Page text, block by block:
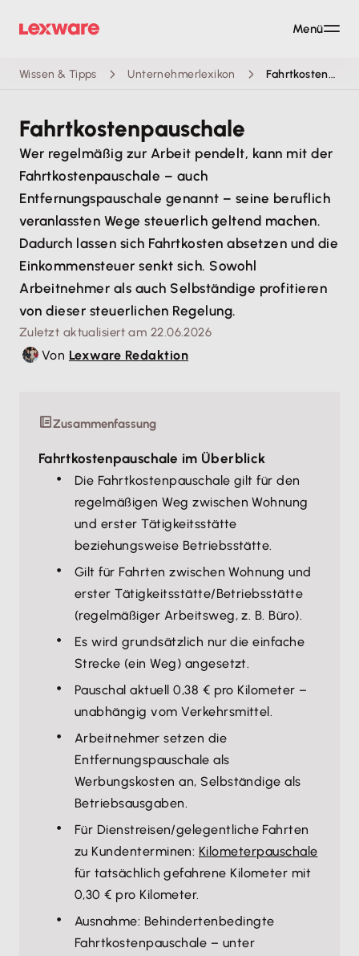
Wissen & Tipps Unternehmerlexikon Fahrtkostenpauschale
Fahrtkostenpauschale
Wer regelmäßig zur Arbeit pendelt, kann mit der
Fahrtkostenpauschale – auch
Entfernungspauschale genannt – seine beruflich
veranlassten Wege steuerlich geltend machen.
Dadurch lassen sich Fahrtkosten absetzen und die
Einkommensteuer senkt sich. Sowohl
Arbeitnehmer als auch Selbständige profitieren
von dieser steuerlichen Regelung.
Zuletzt aktualisiert am 22.06.2026
Von Lexware Redaktion
Zusammenfassung
Fahrtkostenpauschale im Überblick
Die Fahrtkostenpauschale gilt für den
regelmäßigen Weg zwischen Wohnung
und erster Tätigkeitsstätte
beziehungsweise Betriebsstätte.
Gilt für Fahrten zwischen Wohnung und
erster Tätigkeitsstätte/Betriebsstätte
(regelmäßiger Arbeitsweg, z. B. Büro).
Es wird grundsätzlich nur die einfache
Strecke (ein Weg) angesetzt.
Pauschal aktuell 0,38 € pro Kilometer –
unabhängig vom Verkehrsmittel.
Arbeitnehmer setzen die
Entfernungspauschale als
Werbungskosten an, Selbständige als
Betriebsausgaben.
Für Dienstreisen/gelegentliche Fahrten
zu Kundenterminen: Kilometerpauschale
für tatsächlich gefahrene Kilometer mit
0,30 € pro Kilometer.
Ausnahme: Behindertenbedingte
Fahrtkostenpauschale – unter
Menü